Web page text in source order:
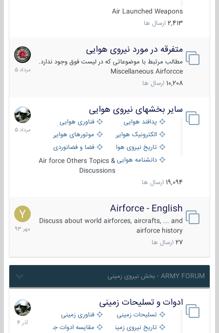
Air Launched Weapons
2,413 ارسال ها
متفرقه در مورد نیروی هوایی
مطالب مرتبط با موضوعاتی که در لیست فوق وجود ندارد.
Miscellaneous Airforcce
10,208 ارسال ها
7
مرداد
1405
سایر بخشهای نیروی هوایی
پدافند هوایی
فناوری هوایی
الکترونیک هوایی
موتورهای هوایی
تاریخ نیروی هوایی
فضا و فضانوردی
دانشنامه هواییAir force Others Topics &
Discussions
19,094 ارسال ها
2
مرداد
1405
Airforce - English
Discuss about world airforces, aircrafts, ... and
airforce history
27 ارسال ها
15
مهر
1393
ARMY FORUM - بخش نیروی زمینی
ادوات و تسلیحات زمینی
تسلیحات زمینی
فناوری زمینی
تاریخ نیروی زمینی
مقایسه ادوات جنگی
21
آذر
1404